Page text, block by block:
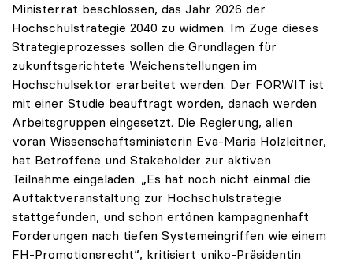
Ministerrat beschlossen, das Jahr 2026 der
Hochschulstrategie 2040 zu widmen. Im Zuge dieses
Strategieprozesses sollen die Grundlagen für
zukunftsgerichtete Weichenstellungen im
Hochschulsektor erarbeitet werden. Der FORWIT ist
mit einer Studie beauftragt worden, danach werden
Arbeitsgruppen eingesetzt. Die Regierung, allen
voran Wissenschaftsministerin Eva-Maria Holzleitner,
hat Betroffene und Stakeholder zur aktiven
Teilnahme eingeladen. „Es hat noch nicht einmal die
Auftaktveranstaltung zur Hochschulstrategie
stattgefunden, und schon ertönen kampagnenhaft
Forderungen nach tiefen Systemeingriffen wie einem
FH-Promotionsrecht“, kritisiert uniko-Präsidentin